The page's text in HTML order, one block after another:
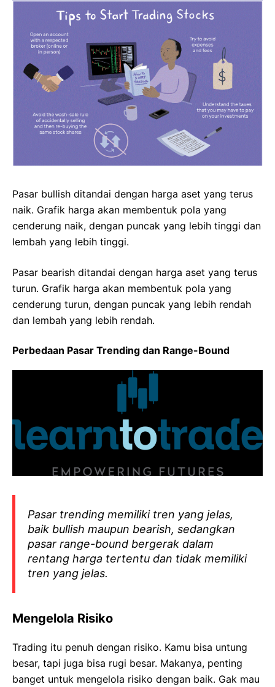
Pasar bullish ditandai dengan harga aset yang terus
naik. Grafik harga akan membentuk pola yang
cenderung naik, dengan puncak yang lebih tinggi dan
lembah yang lebih tinggi.
Pasar bearish ditandai dengan harga aset yang terus
turun. Grafik harga akan membentuk pola yang
cenderung turun, dengan puncak yang lebih rendah
dan lembah yang lebih rendah.
Perbedaan Pasar Trending dan Range-Bound
Pasar trending memiliki tren yang jelas,
baik bullish maupun bearish, sedangkan
pasar range-bound bergerak dalam
rentang harga tertentu dan tidak memiliki
tren yang jelas.
Mengelola Risiko
Trading itu penuh dengan risiko. Kamu bisa untung
besar, tapi juga bisa rugi besar. Makanya, penting
banget untuk mengelola risiko dengan baik. Gak mau